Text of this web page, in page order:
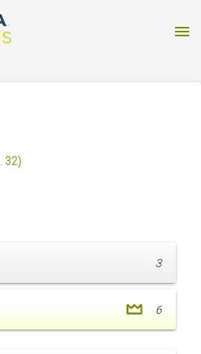
32)
3
6